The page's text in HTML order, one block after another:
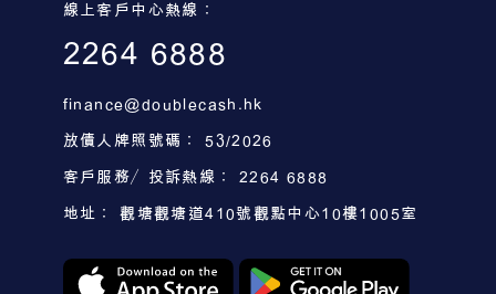
線上客戶中心熱線：
2264 6888
finance@doublecash.hk
放債人牌照號碼： 53/2026
客戶服務／投訴熱線： 2264 6888
地址： 觀塘觀塘道410號觀點中心10樓1005室